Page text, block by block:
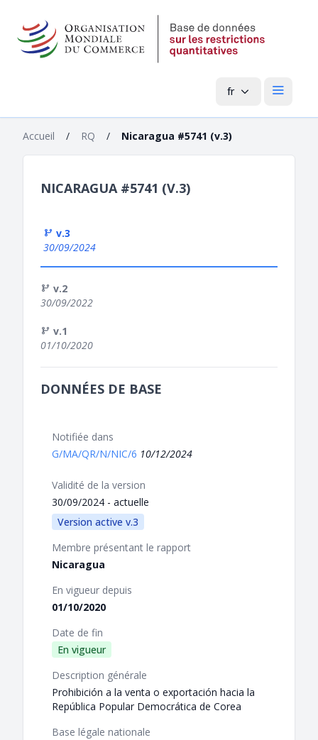
fr Menu
Accueil / RQ / Nicaragua #5741 (v.3)
NICARAGUA #5741 (V.3)
v.3
30/09/2024
v.2
30/09/2022
v.1
01/10/2020
DONNÉES DE BASE
Notifiée dans
G/MA/QR/N/NIC/6 10/12/2024
Validité de la version
30/09/2024 - actuelle
Version active v.3
Membre présentant le rapport
Nicaragua
En vigueur depuis
01/10/2020
Date de fin
En vigueur
Description générale
Prohibición a la venta o exportación hacia la
República Popular Democrática de Corea
Base légale nationale